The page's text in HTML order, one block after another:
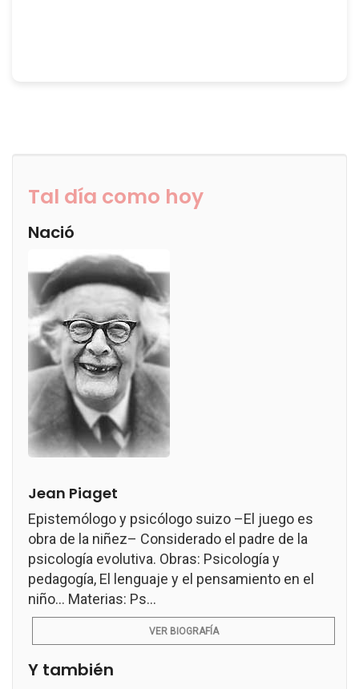
Tal día como hoy
Nació
Jean Piaget
Epistemólogo y psicólogo suizo –El juego es
obra de la niñez– Considerado el padre de la
psicología evolutiva. Obras: Psicología y
pedagogía, El lenguaje y el pensamiento en el
niño... Materias: Ps...
VER BIOGRAFÍA
Y también